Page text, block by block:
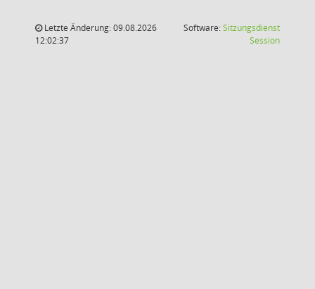
Letzte Änderung: 09.08.2026
12:02:37
Software:Sitzungsdienst
Session(Wird in